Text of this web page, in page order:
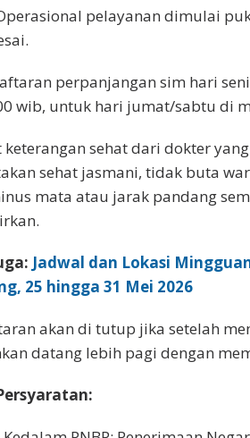
pelayanan dimulai
perpanjangan sim hari
wib, untuk hari jumat/sabtu di
keterangan sehat dari dokter
sehat jasmani, tidak buta
mata atau jarak pandang
Jadwal dan Lokasi
25 hingga 31 Mei 2026
akan di tutup jika setelah
datang lebih pagi dengan